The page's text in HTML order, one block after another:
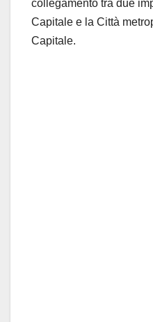
collegamento tra due
Capitale e la Città
Capitale.